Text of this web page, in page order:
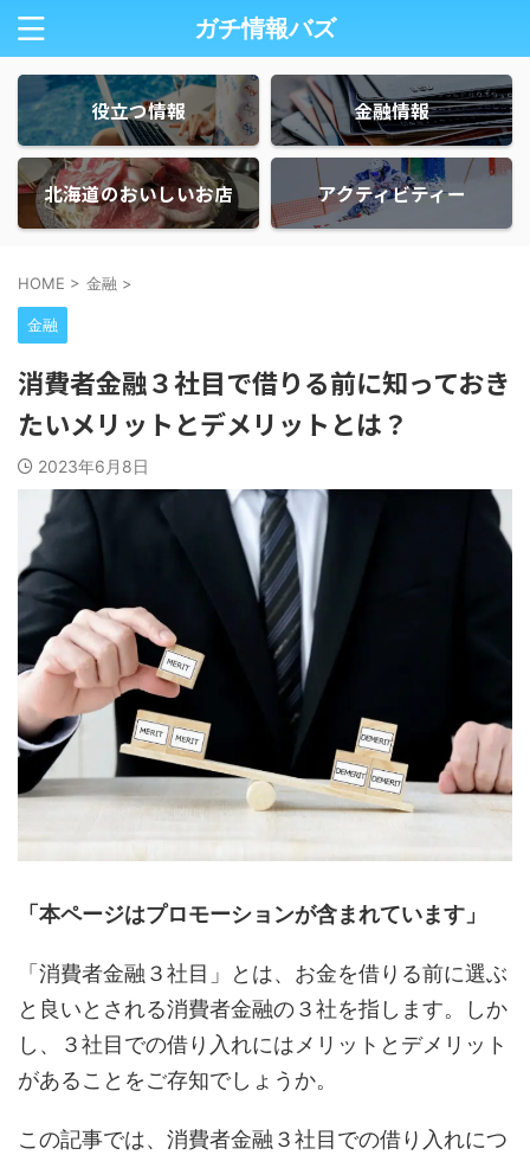
ガチ情報バズ
役立つ情報 金融情報
北海道のおいしいお店 アクティビティー
HOME > 金融 >
金融
消費者金融３社目で借りる前に知っておき
たいメリットとデメリットとは？
2023年6月8日
「本ページはプロモーションが含まれています」
「消費者金融３社目」とは、お金を借りる前に選ぶ
と良いとされる消費者金融の３社を指します。しか
し、３社目での借り入れにはメリットとデメリット
があることをご存知でしょうか。
この記事では、消費者金融３社目での借り入れにつ